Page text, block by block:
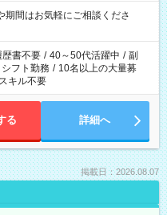
間はお気軽にご相談くださ
歴書不要 / 40～50代活躍中 / 副
シフト勤務 / 10名以上の大量募
キル不要
る 詳細へ
掲載日：2026.08.07